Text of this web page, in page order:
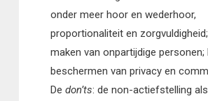
onder meer hoor en wederhoor,
proportionaliteit en
maken van onpartijdige personen;
beschermen van privacy en
De don’ts: de non-actiefstelling als